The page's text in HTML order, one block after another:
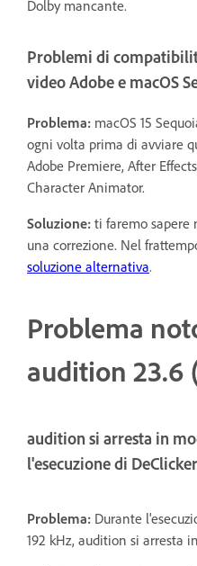
Dolby mancante.
Problemi di
video Adobe e macOS
Problema: macOS 15
ogni volta prima di avviare
Adobe Premiere, After
Character Animator.
Soluzione: ti faremo sapere
una correzione. Nel
soluzione alternativa.
Problema
audition 23.6
audition si arresta in
l'esecuzione di
Problema: Durante
192 kHz, audition si arresta